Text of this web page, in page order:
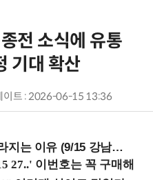
전 소식에 유통
기대 확산
이트 : 2026-06-15 13:36
는 이유 (9/15 강남역)